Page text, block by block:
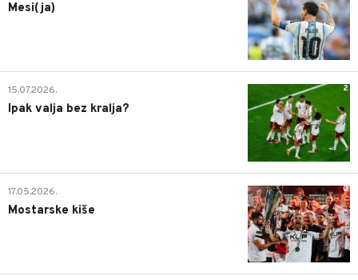
Mesi(ja)
2
15.07.2026.
Ipak valja bez kralja?
0
17.05.2026.
Mostarske kiše